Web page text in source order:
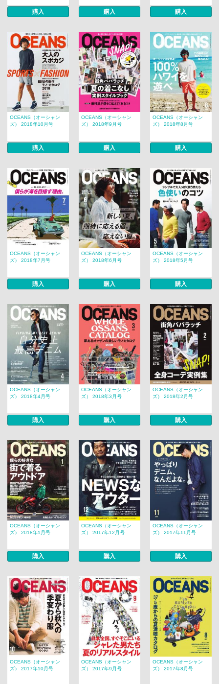
購入 購入 購入
OCEANS（オーシャン
ズ） 2018年10月号
購入
OCEANS（オーシャン
ズ） 2018年9月号
購入
OCEANS（オーシャン
ズ） 2018年8月号
購入
OCEANS（オーシャン
ズ） 2018年7月号
購入
OCEANS（オーシャン
ズ） 2018年6月号
購入
OCEANS（オーシャン
ズ） 2018年5月号
購入
OCEANS（オーシャン
ズ） 2018年4月号
購入
OCEANS（オーシャン
ズ） 2018年3月号
購入
OCEANS（オーシャン
ズ） 2018年2月号
購入
OCEANS（オーシャン
ズ） 2018年1月号
購入
OCEANS（オーシャン
ズ） 2017年12月号
購入
OCEANS（オーシャン
ズ） 2017年11月号
購入
OCEANS（オーシャン
ズ） 2017年10月号
OCEANS（オーシャン
ズ） 2017年9月号
OCEANS（オーシャン
ズ） 2017年8月号